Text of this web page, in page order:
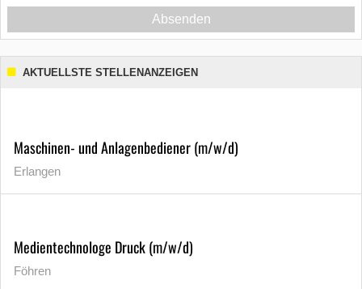
Absenden
AKTUELLSTE STELLENANZEIGEN
Maschinen- und Anlagenbediener (m/w/d)
Erlangen
Medientechnologe Druck (m/w/d)
Föhren